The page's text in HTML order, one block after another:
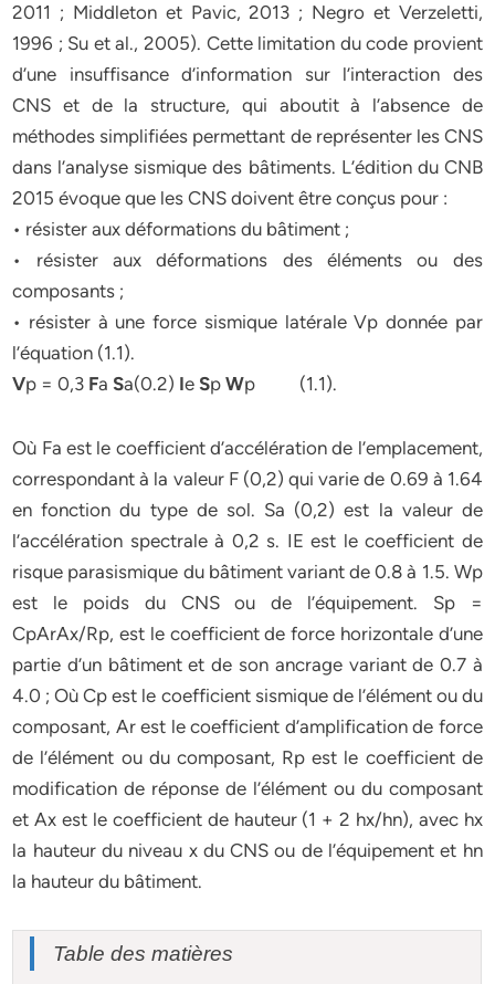
2011 ; Middleton et Pavic, 2013 ; Negro et Verzeletti,
1996 ; Su et al., 2005). Cette limitation du code provient
d’une insuffisance d’information sur l’interaction des
CNS et de la structure, qui aboutit à l’absence de
méthodes simplifiées permettant de représenter les CNS
dans l’analyse sismique des bâtiments. L’édition du CNB
2015 évoque que les CNS doivent être conçus pour :
• résister aux déformations du bâtiment ;
• résister aux déformations des éléments ou des
composants ;
• résister à une force sismique latérale Vp donnée par
l’équation (1.1).
Vp = 0,3 FaSa(0.2) IeSpWp (1.1).
Où Fa est le coefficient d’accélération de l’emplacement,
correspondant à la valeur F (0,2) qui varie de 0.69 à 1.64
en fonction du type de sol. Sa (0,2) est la valeur de
l’accélération spectrale à 0,2 s. IE est le coefficient de
risque parasismique du bâtiment variant de 0.8 à 1.5. Wp
est le poids du CNS ou de l’équipement. Sp =
CpArAx/Rp, est le coefficient de force horizontale d’une
partie d’un bâtiment et de son ancrage variant de 0.7 à
4.0 ; Où Cp est le coefficient sismique de l’élément ou du
composant, Ar est le coefficient d’amplification de force
de l’élément ou du composant, Rp est le coefficient de
modification de réponse de l’élément ou du composant
et Ax est le coefficient de hauteur (1 + 2 hx/hn), avec hx
la hauteur du niveau x du CNS ou de l’équipement et hn
la hauteur du bâtiment.
Table des matières